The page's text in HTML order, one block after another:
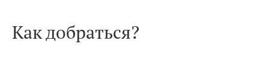
Как добраться?